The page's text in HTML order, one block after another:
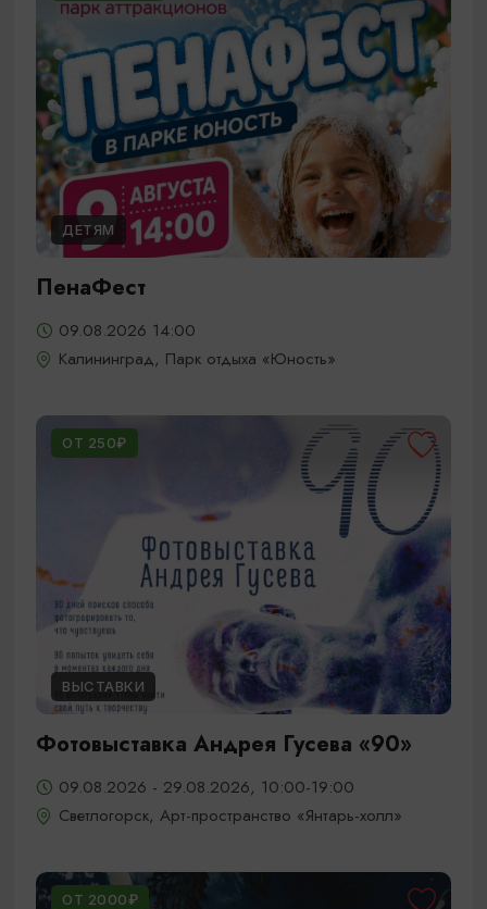
ДЕТЯМ
ПенаФест
09.08.2026 14:00
Калининград, Парк отдыха «Юность»
ОТ 250₽
ВЫСТАВКИ
Фотовыставка Андрея Гусева «90»
09.08.2026 - 29.08.2026, 10:00-19:00
Светлогорск, Арт-пространство «Янтарь-холл»
ОТ 2000₽